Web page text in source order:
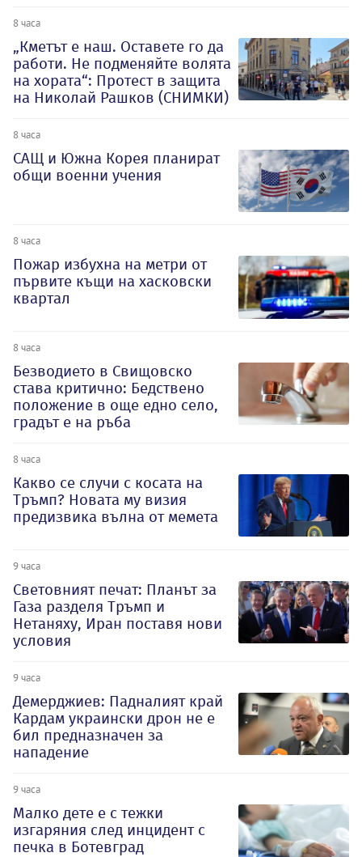
8 часа
„Кметът е наш. Оставете го да
работи. Не подменяйте волята
на хората“: Протест в защита
на Николай Рашков (СНИМКИ)
8 часа
САЩ и Южна Корея планират
общи военни учения
8 часа
Пожар избухна на метри от
първите къщи на хасковски
квартал
8 часа
Безводието в Свищовско
става критично: Бедствено
положение в още едно село,
градът е на ръба
8 часа
Какво се случи с косата на
Тръмп? Новата му визия
предизвика вълна от мемета
9 часа
Световният печат: Планът за
Газа разделя Тръмп и
Нетаняху, Иран поставя нови
условия
9 часа
Демерджиев: Падналият край
Кардам украински дрон не е
бил предназначен за
нападение
9 часа
Малко дете е с тежки
изгаряния след инцидент с
печка в Ботевград